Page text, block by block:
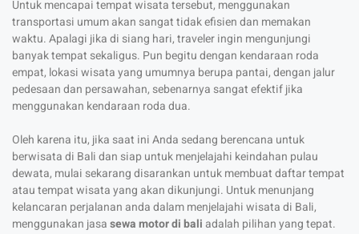
Untuk mencapai tempat wisata tersebut, menggunakan
transportasi umum akan sangat tidak efisien dan memakan
waktu. Apalagi jika di siang hari, traveler ingin mengunjungi
banyak tempat sekaligus. Pun begitu dengan kendaraan roda
empat, lokasi wisata yang umumnya berupa pantai, dengan jalur
pedesaan dan persawahan, sebenarnya sangat efektif jika
menggunakan kendaraan roda dua.
Oleh karena itu, jika saat ini Anda sedang berencana untuk
berwisata di Bali dan siap untuk menjelajahi keindahan pulau
dewata, mulai sekarang disarankan untuk membuat daftar tempat
atau tempat wisata yang akan dikunjungi. Untuk menunjang
kelancaran perjalanan anda dalam menjelajahi wisata di Bali,
menggunakan jasasewa motor di bali adalah pilihan yang tepat.